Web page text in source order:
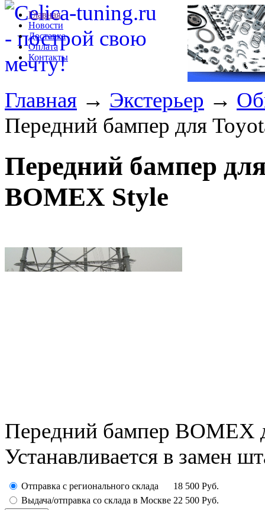
Главная
Новости
Доставка
Оплата
Контакты
Главная → Экстерьер →
Передний бампер для
Передний бампер
BOMEX Style
Передний бампер BOMEX
Устанавливается в замен
Отправка с регионального склада 18 500 Руб.
Выдача/отправка со склада в Москве 22 500 Руб.